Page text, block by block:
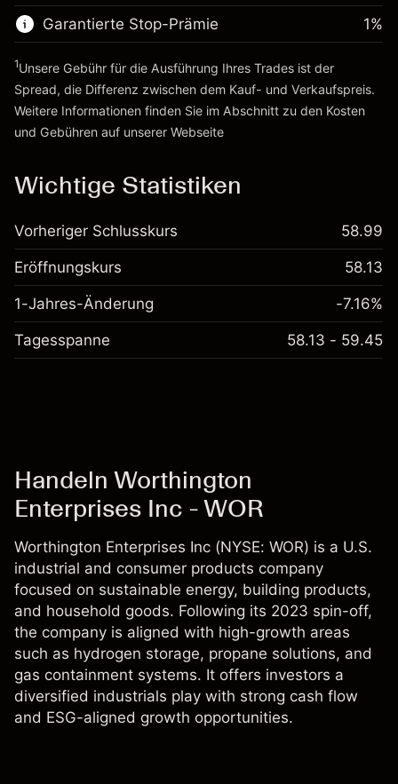
Zur Plattform
~$5,000.00
Geld aus Hebelwirkung ~
Zur Plattform
Garantierte Stop-Prämie 1%
1Unsere Gebühr für die Ausführung Ihres Trades ist der
Spread, die Differenz zwischen dem Kauf- und Verkaufspreis.
Weitere Informationen finden Sie im Abschnitt zu den Kosten
und Gebühren auf unserer Webseite
Wichtige Statistiken
Vorheriger Schlusskurs 58.99
Eröffnungskurs 58.13
1-Jahres-Änderung -7.16%
Tagesspanne 58.13 - 59.45
Handeln Worthington
Enterprises Inc - WOR
Worthington Enterprises Inc (NYSE: WOR) is a U.S.
industrial and consumer products company
focused on sustainable energy, building products,
and household goods. Following its 2023 spin-off,
the company is aligned with high-growth areas
such as hydrogen storage, propane solutions, and
gas containment systems. It offers investors a
diversified industrials play with strong cash flow
and ESG-aligned growth opportunities.